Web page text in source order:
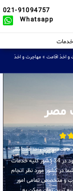
021-91094757
Whatsapp
خدمات
و اخذ اقامت » مهاجرت و اخذ
مصر
اقامت»مهاجرت و اخذ اقامت مصر
موسسه بین المللی ثبتا (Sabtta Group) با ایجاد شعب خود در 34 کشور کلیه خدمات
در کشور مورد نظر انجام
و متخصص تمامی امور